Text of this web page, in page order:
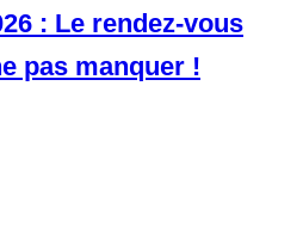
: Le rendez-vous
pas manquer !